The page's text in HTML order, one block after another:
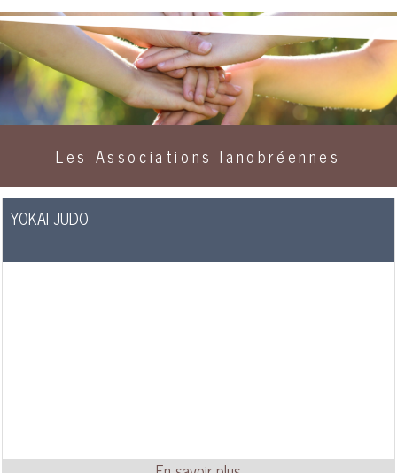
Les Associations lanobréennes
YOKAI JUDO